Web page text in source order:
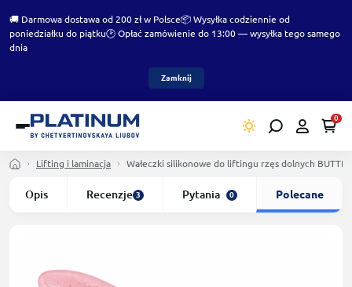
🚚 Darmowa dostawa od 200 zł w Polsce📦 Wysyłka codziennie od
poniedziałku do piątku🕑 Opłać zamówienie do 13:00 — wysyłka tego samego
dnia
Zamknij
0
Lifting i laminacja Wałeczki silikonowe do liftingu rzęs dolnych
Opis Recenzje 3 Pytania 0 Polecane